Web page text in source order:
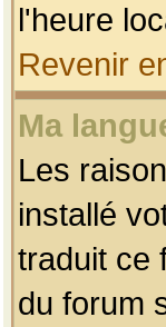
l'heure
Revenir
Ma
Les
installé
traduit ce
du forum